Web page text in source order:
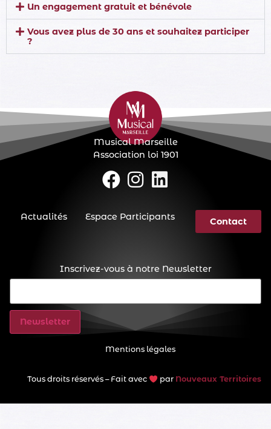
Un engagement gratuit et bénévole
Vous avez plus de 30 ans et souhaitez participer
?
Inscrivez-vous à notre Newsletter
E-
Musical Marseille
Association loi 1901
Actualités Espace Participants Contact
Mentions légales
Tous droits réservés – Fait avec par Nouveaux Territoires